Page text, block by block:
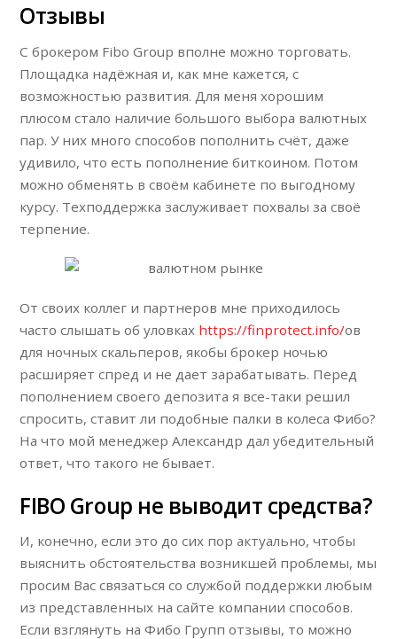
Отзывы
С брокером Fibo Group вполне можно торговать.
Площадка надёжная и, как мне кажется, с
возможностью развития. Для меня хорошим
плюсом стало наличие большого выбора валютных
пар. У них много способов пополнить счёт, даже
удивило, что есть пополнение биткоином. Потом
можно обменять в своём кабинете по выгодному
курсу. Техподдержка заслуживает похвалы за своё
терпение.
От своих коллег и партнеров мне приходилось
часто слышать об уловках https://finprotect.info/ов
для ночных скальперов, якобы брокер ночью
расширяет спред и не дает зарабатывать. Перед
пополнением своего депозита я все-таки решил
спросить, ставит ли подобные палки в колеса Фибо?
На что мой менеджер Александр дал убедительный
ответ, что такого не бывает.
FIBO Group не выводит средства?
И, конечно, если это до сих пор актуально, чтобы
выяснить обстоятельства возникшей проблемы, мы
просим Вас связаться со службой поддержки любым
из представленных на сайте компании способов.
Если взглянуть на Фибо Групп отзывы, то можно